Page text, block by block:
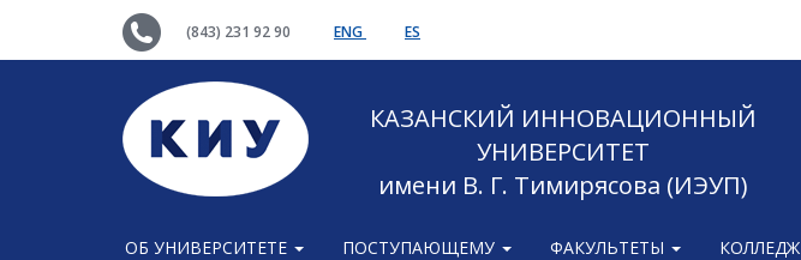
(843) 231 92 90 ENG ES
КАЗАНСКИЙ ИННОВАЦИОННЫЙ
УНИВЕРСИТЕТ
имени В. Г. Тимирясова (ИЭУП)
ОБ УНИВЕРСИТЕТЕ ПОСТУПАЮЩЕМУ ФАКУЛЬТЕТЫ КОЛЛЕДЖ